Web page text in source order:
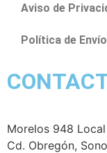
Aviso de
Política de Envío
Morelos 948
Cd. Obregón,